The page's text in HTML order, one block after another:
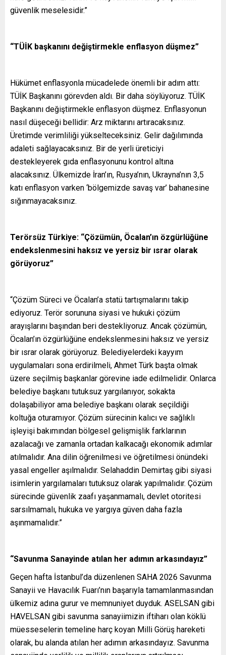
güvenlik meselesidir.”
“TÜİK başkanını değiştirmekle enflasyon düşmez”
Hükümet enflasyonla mücadelede önemli bir adım attı:
TÜİK Başkanını görevden aldı. Bir daha söylüyoruz. TÜİK
Başkanını değiştirmekle enflasyon düşmez. Enflasyonun
nasıl düşeceği bellidir: Arz miktarını artıracaksınız.
Üretimde verimliliği yükselteceksiniz. Gelir dağılımında
adaleti sağlayacaksınız. Bir de yerli üreticiyi
destekleyerek gıda enflasyonunu kontrol altına
alacaksınız. Ülkemizde İran’ın, Rusya’nın, Ukrayna’nın 3,5
katı enflasyon varken ‘bölgemizde savaş var’ bahanesine
sığınmayacaksınız.
Terörsüz Türkiye: “Çözümün, Öcalan’ın özgürlüğüne
endekslenmesini haksız ve yersiz bir ısrar olarak
görüyoruz”
“Çözüm Süreci ve Öcalan’a statü tartışmalarını takip
ediyoruz. Terör sorununa siyasi ve hukuki çözüm
arayışlarını başından beri destekliyoruz. Ancak çözümün,
Öcalan’ın özgürlüğüne endekslenmesini haksız ve yersiz
bir ısrar olarak görüyoruz. Belediyelerdeki kayyım
uygulamaları sona erdirilmeli, Ahmet Türk başta olmak
üzere seçilmiş başkanlar görevine iade edilmelidir. Onlarca
belediye başkanı tutuksuz yargılanıyor, sokakta
dolaşabiliyor ama belediye başkanı olarak seçildiği
koltuğa oturamıyor. Çözüm sürecinin kalıcı ve sağlıklı
işleyişi bakımından bölgesel gelişmişlik farklarının
azalacağı ve zamanla ortadan kalkacağı ekonomik adımlar
atılmalıdır. Ana dilin öğrenilmesi ve öğretilmesi önündeki
yasal engeller aşılmalıdır. Selahaddin Demirtaş gibi siyasi
isimlerin yargılamaları tutuksuz olarak yapılmalıdır. Çözüm
sürecinde güvenlik zaafı yaşanmamalı, devlet otoritesi
sarsılmamalı, hukuka ve yargıya güven daha fazla
aşınmamalıdır.”
“Savunma Sanayinde atılan her adımın arkasındayız”
Geçen hafta İstanbul’da düzenlenen SAHA 2026 Savunma
Sanayii ve Havacılık Fuarı’nın başarıyla tamamlanmasından
ülkemiz adına gurur ve memnuniyet duyduk. ASELSAN gibi
HAVELSAN gibi savunma sanayiimizin iftiharı olan köklü
müesseselerin temeline harç koyan Milli Görüş hareketi
olarak, bu alanda atılan her adımın arkasındayız. Savunma